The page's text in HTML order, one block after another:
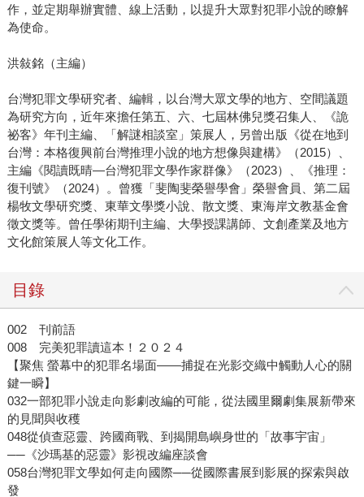
作，並定期舉辦實體、線上活動，以提升大眾對犯罪小說的瞭解
為使命。
洪敍銘（主編）
台灣犯罪文學研究者、編輯，以台灣大眾文學的地方、空間議題
為研究方向，近年來擔任第五、六、七屆林佛兒獎召集人、《詭
祕客》年刊主編、「解謎相談室」策展人，另曾出版《從在地到
台灣：本格復興前台灣推理小說的地方想像與建構》（2015）、
主編《閱讀既晴—台灣犯罪文學作家群像》（2023）、《推理：
復刊號》（2024）。曾獲「斐陶斐榮譽學會」榮譽會員、第二屆
楊牧文學研究獎、東華文學獎小說、散文獎、東海岸文教基金會
徵文獎等。曾任學術期刊主編、大學授課講師、文創產業及地方
文化館策展人等文化工作。
目錄
002 刊前語
008 完美犯罪讀這本！２０２４
【聚焦 螢幕中的犯罪名場面——捕捉在光影交織中觸動人心的關
鍵一瞬】
032一部犯罪小說走向影劇改編的可能，從法國里爾劇集展新帶來
的見聞與收穫
048從偵查惡靈、跨國商戰、到揭開島嶼身世的「故事宇宙」
──《沙瑪基的惡靈》影視改編座談會
058台灣犯罪文學如何走向國際──從國際書展到影展的探索與啟
發